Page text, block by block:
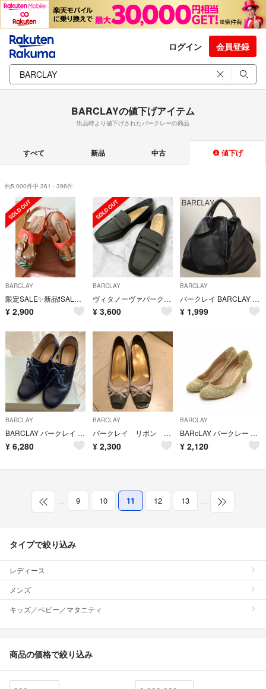
ログイン 会員登録
BARCLAYの値下げアイテム
出品時より値下げされたバークレーの商品
すべて 新品 中古 値下げ
約5,000件中 361 - 396件
BARCLAY
限定SALE✨新品❗️SALE‼️【BARCLAY】サンダル
¥ 2,900
BARCLAY
ヴィタノーヴァバークレー コインローファースリッポン ブラック黒 スクエアトゥ
¥ 3,600
BARCLAY
バークレイ BARCLAY ハンドバッグ ショルダーバッグ レディース 黒
¥ 1,999
BARCLAY
BARCLAY バークレイ パンプス 22cm
¥ 6,280
BARCLAY
バークレイ リボン パンプス 23.5 EE
¥ 2,300
BARCLAY
BARcLAY バークレー ○パンプス ラメジャガードハイヒール サイズ23.5cm/H7cm レディース 日本製 ベージュ ゴールド
¥ 2,120
… 9 10 11 12 13 …
タイプで絞り込み
レディース
メンズ
キッズ／ベビー／マタニティ
商品の価格で絞り込み